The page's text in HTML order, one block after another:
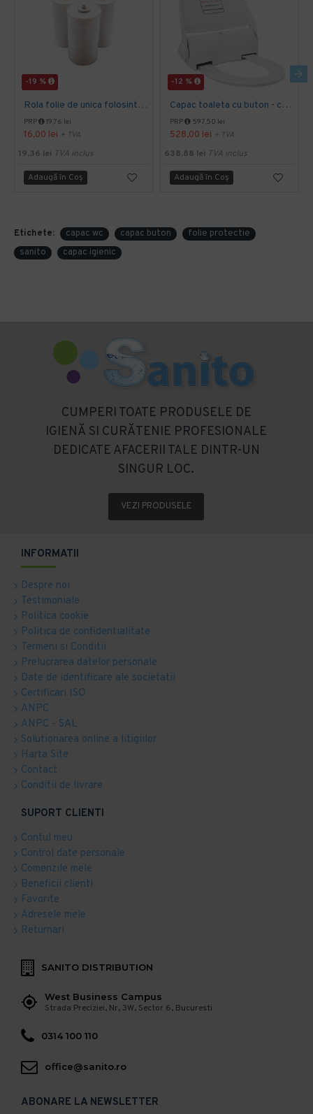
-19 %
Rola folie de unica folosinta, cu 60 utilizari, pentru capacele de toaleta cu buton, Sanito
PRP 19,76 lei
16,00 lei + TVA
19,36 lei TVA inclus
Adaugă în Coş
-12 %
Capac toaleta cu buton - cu folie 135 utilizari Sanito
PRP 597,50 lei
528,00 lei + TVA
638,88 lei TVA inclus
Adaugă în Coş
Etichete: capac wc capac buton
folie protectie
sanito
capac igienic
CUMPERI TOATE PRODUSELE DE
IGIENĂ SI CURĂTENIE PROFESIONALE
DEDICATE AFACERII TALE DINTR-UN
SINGUR LOC.
VEZI PRODUSELE
INFORMATII
Despre noi
Testimoniale
Politica cookie
Politica de confidentialitate
Termeni si Conditii
Prelucrarea datelor personale
Date de identificare ale societatii
Certificari ISO
ANPC
ANPC - SAL
Solutionarea online a litigiilor
Harta Site
Contact
Conditii de livrare
SUPORT CLIENTI
Contul meu
Control date personale
Comenzile mele
Beneficii clienti
Favorite
Adresele mele
Returnari
SANITO DISTRIBUTION
West Business Campus
Strada Preciziei, Nr, 3W, Sector 6, Bucuresti
0314 100 110
office@sanito.ro
ABONARE LA NEWSLETTER